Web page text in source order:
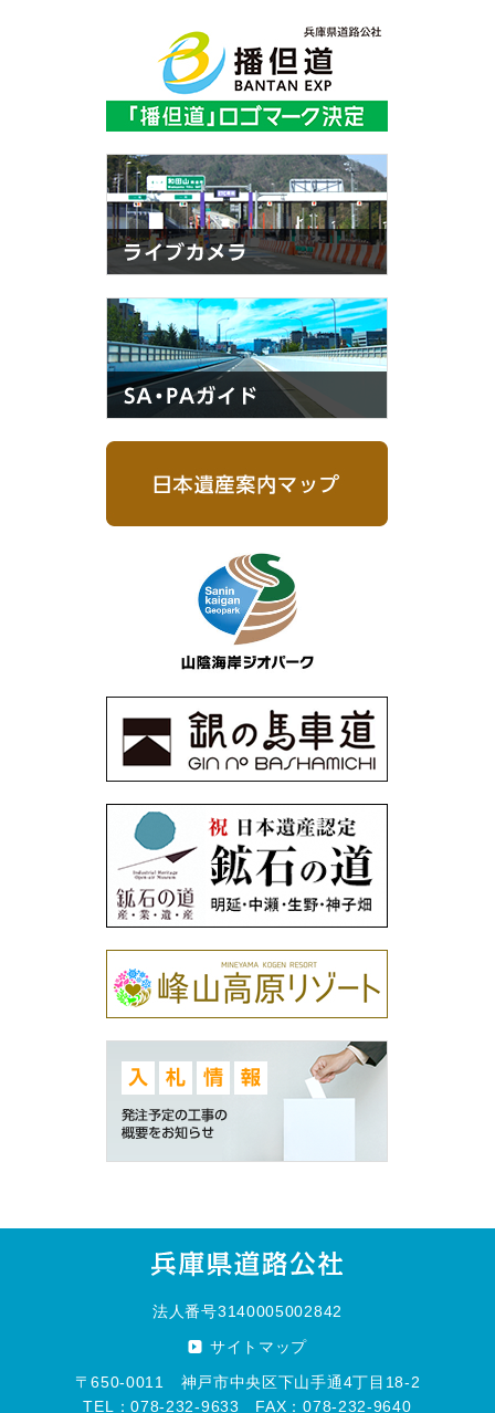
法人番号3140005002842
サイトマップ
〒650-0011 神戸市中央区下山手通4丁目18-2
TEL：078-232-9633 FAX：078-232-9640